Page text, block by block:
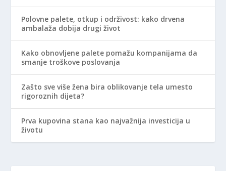
Polovne palete, otkup i održivost: kako drvena
ambalaža dobija drugi život
Kako obnovljene palete pomažu kompanijama da
smanje troškove poslovanja
Zašto sve više žena bira oblikovanje tela umesto
rigoroznih dijeta?
Prva kupovina stana kao najvažnija investicija u
životu